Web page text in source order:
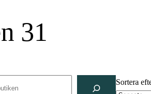
31
Sortera